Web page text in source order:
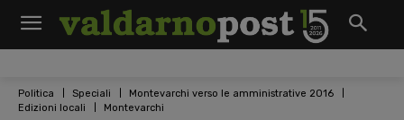
Politica Speciali
Montevarchi verso le amministrative 2016
Edizioni locali
Montevarchi